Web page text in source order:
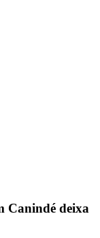
Canindé deixa